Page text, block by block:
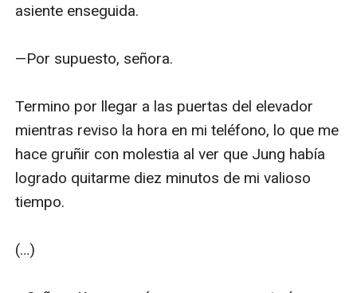
asiente enseguida.
—Por supuesto, señora.
Termino por llegar a las puertas del elevador
mientras reviso la hora en mi teléfono, lo que me
hace gruñir con molestia al ver que Jung había
logrado quitarme diez minutos de mi valioso
tiempo.
(…)